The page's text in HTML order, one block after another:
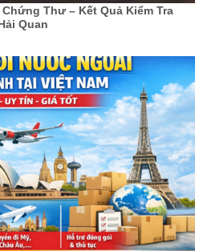
Thư – Kết Quả Kiểm Tra
Quan